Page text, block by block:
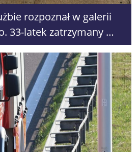
rozpoznał w galerii
33-latek zatrzymany w